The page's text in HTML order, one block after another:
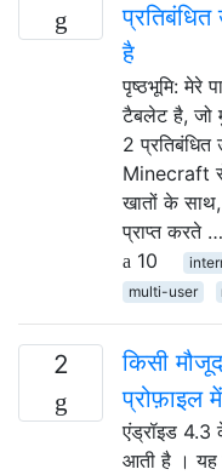
प्रतिबंधित
है
पृष्ठभूमि:
टैबलेट है, जो
2 प्रतिबंधित
Minecraft से
खातों के
प्राप्त करते …
10
multi-user
2
किसी
प्रोफ़ाइल
एंड्रॉइड 4.3
आती है । यह